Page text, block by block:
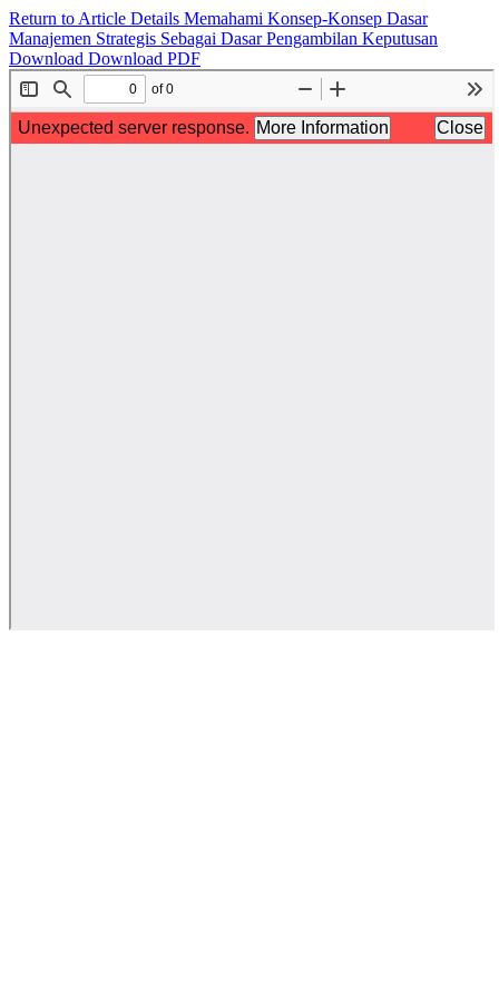
Return to Article Details Memahami Konsep-Konsep Dasar
Manajemen Strategis Sebagai Dasar Pengambilan Keputusan
Download Download PDF